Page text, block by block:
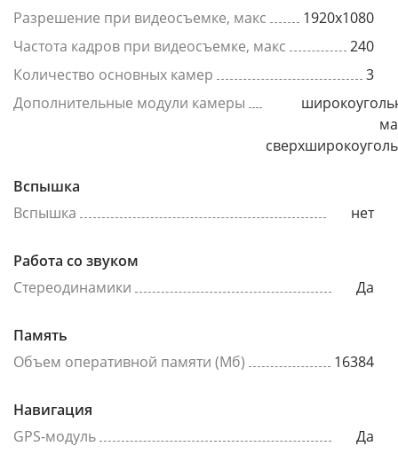
Разрешение при видеосъемке, макс
1920x1080
Частота кадров при видеосъемке, макс
240
Количество основных камер
3
Дополнительные модули камеры
Вспышка
Вспышка
нет
Работа со звуком
Стереодинамики
Да
Память
Объем оперативной памяти (Мб)
16384
Навигация
GPS-модуль
Да